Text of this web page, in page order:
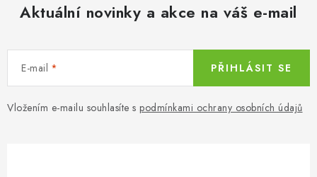
Aktuální novinky a akce na váš e-mail
E-mail
Vložením e-mailu souhlasíte s podmínkami ochrany osobních údajů
PŘIHLÁSIT SE